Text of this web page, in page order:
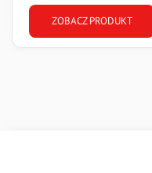
ZOBACZ PRODUKT